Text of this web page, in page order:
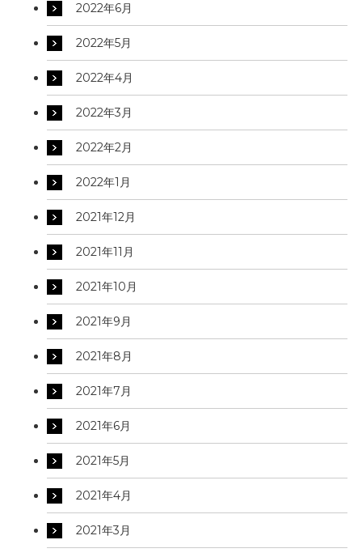
2022年6月
2022年5月
2022年4月
2022年3月
2022年2月
2022年1月
2021年12月
2021年11月
2021年10月
2021年9月
2021年8月
2021年7月
2021年6月
2021年5月
2021年4月
2021年3月